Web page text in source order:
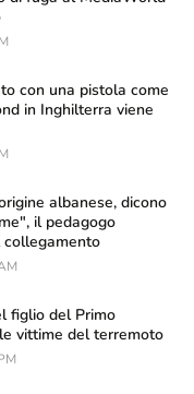
con una pistola come
in Inghilterra viene
albanese, dicono
il pedagogo
figlio del Primo
vittime del terremoto